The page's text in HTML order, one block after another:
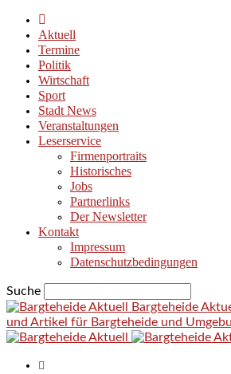
Aktuell
Termine
Politik
Wirtschaft
Sport
Stadt News
Veranstaltungen
Leserservice
Firmenportraits
Historisches
Jobs
Partnerlinks
Der Newsletter
Kontakt
Impressum
Datenschutzbedingungen
Suche
Bargteheide
und Artikel für Bargteheide und